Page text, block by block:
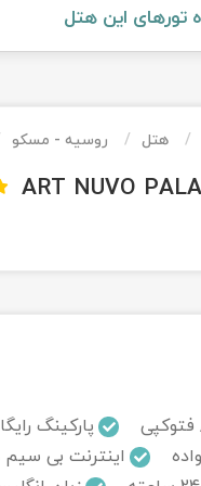
تور‌های این هتل
هتل روسیه - مسکو
پارکینگ
اینترنت بی سیم
اقساطی